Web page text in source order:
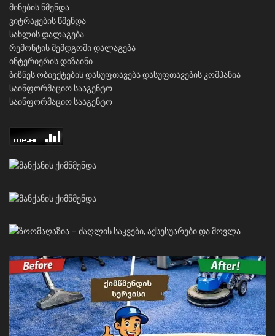
მინების წმენდა
ვიტრაჟების წმენდა
სახლის დალაგება
რემონტის შემდგომი დალაგება
ინტერიერის დიზაინი
ბიზნეს ობიექტების დასუფთავებადასუფთავების კომპანია
საინფორმაციო სააგენტო
საინფორმაციო სააგენტო